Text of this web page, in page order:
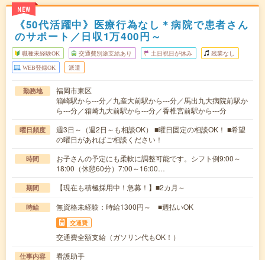
NEW
《50代活躍中》医療行為なし＊病院で患者さん
のサポート／日収1万400円～
職種未経験OK 交通費別途支給あり 土日祝日が休み 残業なし
WEB登録OK 派遣
勤務地
福岡市東区
箱崎駅から---分／九産大前駅から---分／馬出九大病院前駅か
ら---分／箱崎九大前駅から---分／香椎宮前駅から---分
曜日頻度
週3日～（週2日～も相談OK） ■曜日固定の相談OK！ ■希望
の曜日があればご相談ください！
時間
お子さんの予定にも柔軟に調整可能です。シフト例9:00～
18:00（休憩60分）7:00～16:00…
期間 【現在も積極採用中！急募！】■2カ月～
時給 無資格未経験：時給1300円～ ■週払いOK
交通費
交通費全額支給（ガソリン代もOK！）
仕事内容 看護助手